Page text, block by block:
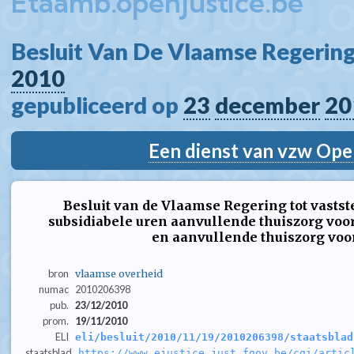
Besluit Van De Vlaamse
2010
gepubliceerd op 23 december
Een dienst van vzw
Besluit van de Vlaamse Regering tot
subsidiabele uren aanvullende thuiszorg
en aanvullende thuiszorg
bron vlaamse overheid
numac 2010206398
pub. 23/12/2010
prom.
19/11/2010
ELI eli/besluit/2010/11/19/2010206398/staatsblad